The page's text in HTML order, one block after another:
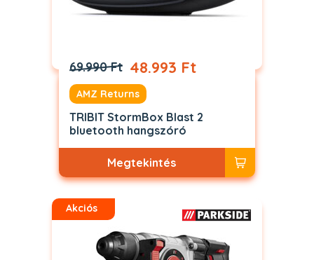
69.990 Ft 48.993 Ft
AMZ Returns
TRIBIT StormBox Blast 2
bluetooth hangszóró
Megtekintés
Akciós